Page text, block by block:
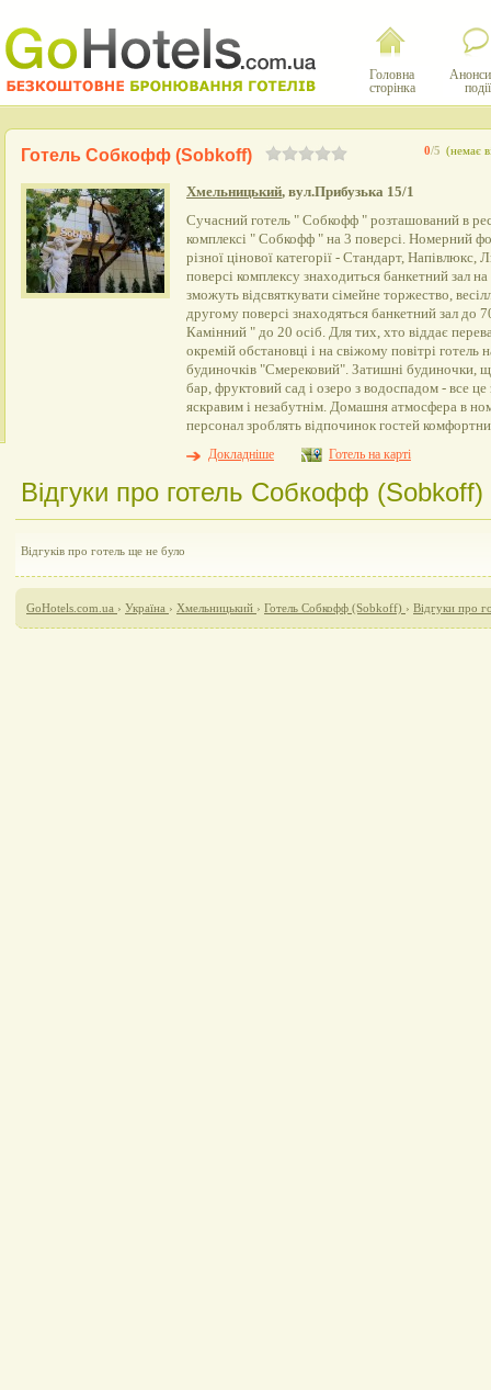
Головна
сторінка
події
0/5 (немає
Готель Собкофф (Sobkoff)
Хмельницький, вул.Прибузька 15/1
Сучасний готель " Собкофф " розташований в
комплексі " Собкофф " на 3 поверсі. Номерний
різної цінової категорії - Стандарт,
поверсі комплексу знаходиться банкетний зал
зможуть відсвяткувати сімейне торжество,
другому поверсі знаходяться банкетний зал до
Камінний " до 20 осіб. Для тих, хто віддає
окремій обстановці і на свіжому повітрі готель
будиночків "Смерековий". Затишні будиночки,
бар, фруктовий сад і озеро з водоспадом - все
яскравим і незабутнім. Домашня атмосфера в
персонал зроблять відпочинок гостей
Докладніше
Готель на карті
Відгуки про готель Собкофф (Sobkoff)
Відгуків про готель ще не було
GoHotels.com.ua › Україна › Хмельницький › Готель Собкофф (Sobkoff) › Відгуки про